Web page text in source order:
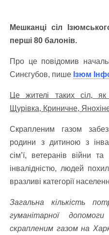
Мешканці сіл
перші 80 балонів.
Про це повідомив
Синєгубов, пише Ізюм
Це жителі таких сіл,
Щурівка, Криничне,
Скрапленим газом
родини з дитиною з
сім’ї, ветеранів війни
інвалідністю, людей
вразливі категорії
Загальна кількість
гуманітарної
скрапленим газом на